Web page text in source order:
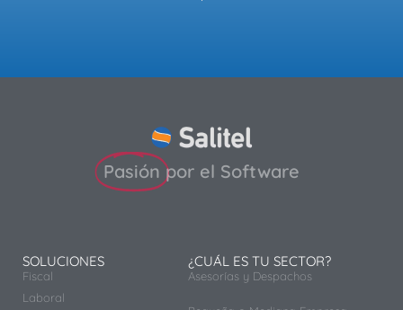
Pasión por el Software
SOLUCIONES
Fiscal
Laboral
¿CUÁL ES TU SECTOR?
Asesorías y Despachos